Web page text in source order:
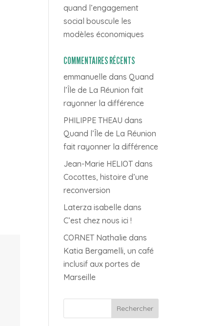
quand l’engagement
social bouscule les
modèles économiques
COMMENTAIRES RÉCENTS
emmanuelle dansQuand
l’Île de La Réunion fait
rayonner la différence
PHILIPPE THEAU dans
Quand l’Île de La Réunion
fait rayonner la différence
Jean-Marie HELIOT dans
Cocottes, histoire d’une
reconversion
Laterza isabelle dans
C’est chez nous ici !
CORNET Nathalie dans
Katia Bergamelli, un café
inclusif aux portes de
Marseille
Rechercher